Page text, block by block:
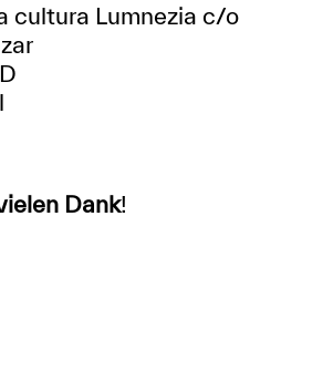
cultura Lumnezia c/o
Dank!